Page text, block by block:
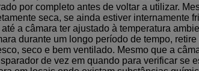
por completo antes de voltar a utilizar.
seca, se ainda estiver internamente
a câmara ter ajustado à temperatura
durante um longo período de tempo,
seco e bem ventilado. Mesmo que a
de vez em quando para verificar se